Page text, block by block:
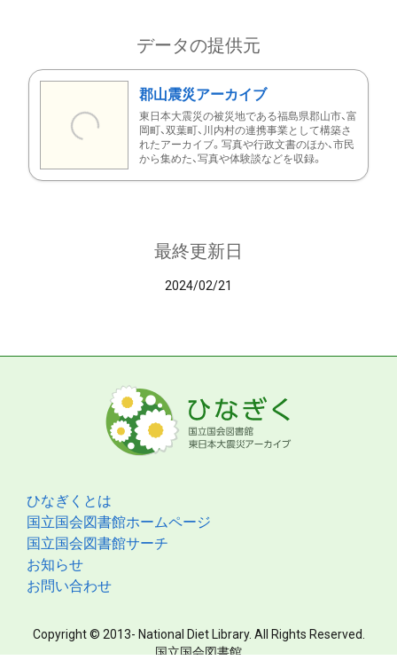
データの提供元
郡山震災アーカイブ
東日本大震災の被災地である福島県郡山市、富
岡町、双葉町、川内村の連携事業として構築さ
れたアーカイブ。写真や行政文書のほか、市民
から集めた、写真や体験談などを収録。
最終更新日
2024/02/21
ひなぎくとは
国立国会図書館ホームページ
国立国会図書館サーチ
お知らせ
お問い合わせ
Copyright © 2013- National Diet Library. All Rights Reserved.